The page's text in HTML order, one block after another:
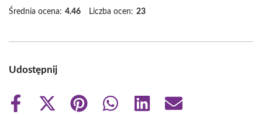
Średnia ocena: 4.46 Liczba ocen: 23
Udostępnij
Share
Share
Share
Share
Share
Share